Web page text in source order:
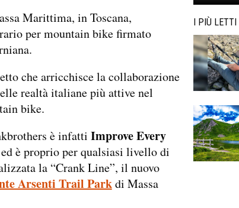
Marittima, in Toscana,
per mountain bike firmato
che arricchisce la collaborazione
realtà italiane più attive nel
bike.
è infatti Improve Every
è proprio per qualsiasi livello di
la “Crank Line”, il nuovo
Arsenti Trail Parkdi Massa
I PIÙ LETTI